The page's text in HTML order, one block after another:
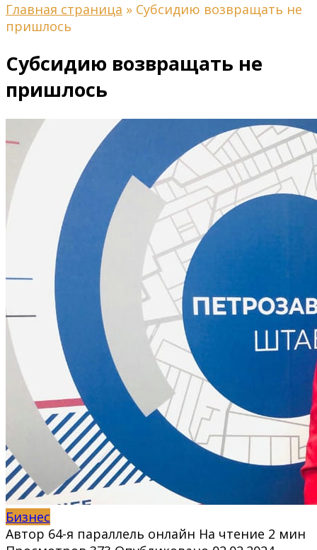
Главная страница » Субсидию возвращать не
пришлось
Субсидию возвращать не
пришлось
Бизнес
Автор 64-я параллель онлайн На чтение 2 мин